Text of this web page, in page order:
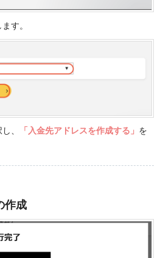
す。
、 「入金先アドレスを作成する」 を
作成